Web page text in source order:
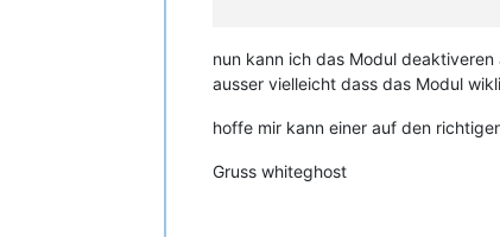
nun kann ich das Modul
ausser vielleicht dass das Modul
hoffe mir kann einer auf den
Gruss whiteghost